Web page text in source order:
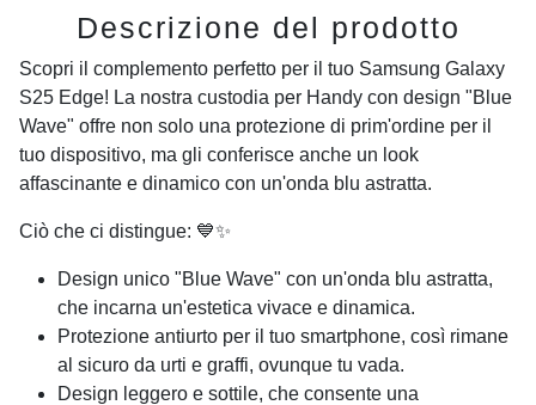
Descrizione del prodotto
Scopri il complemento perfetto per il tuo Samsung Galaxy
S25 Edge! La nostra custodia per Handy con design "Blue
Wave" offre non solo una protezione di prim'ordine per il
tuo dispositivo, ma gli conferisce anche un look
affascinante e dinamico con un'onda blu astratta.
Ciò che ci distingue: 💙✨
Design unico "Blue Wave" con un'onda blu astratta,
che incarna un'estetica vivace e dinamica.
Protezione antiurto per il tuo smartphone, così rimane
al sicuro da urti e graffi, ovunque tu vada.
Design leggero e sottile, che consente una